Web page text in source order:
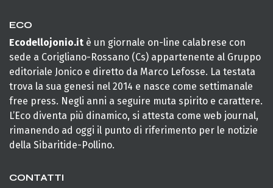
ECO
Ecodellojonio.it è un giornale on-line calabrese con
sede a Corigliano-Rossano (Cs) appartenente al Gruppo
editoriale Jonico e diretto da Marco Lefosse. La testata
trova la sua genesi nel 2014 e nasce come settimanale
free press. Negli anni a seguire muta spirito e carattere.
L’Eco diventa più dinamico, si attesta come web journal,
rimanendo ad oggi il punto di riferimento per le notizie
della Sibaritide-Pollino.
CONTATTI